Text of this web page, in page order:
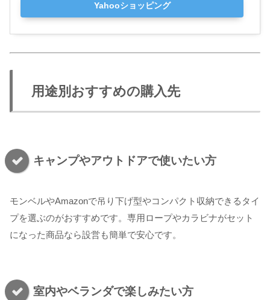
Yahooショッピング
用途別おすすめの購入先
キャンプやアウトドアで使いたい方
モンベルやAmazonで吊り下げ型やコンパクト収納できるタイ
プを選ぶのがおすすめです。専用ロープやカラビナがセット
になった商品なら設営も簡単で安心です。
室内やベランダで楽しみたい方